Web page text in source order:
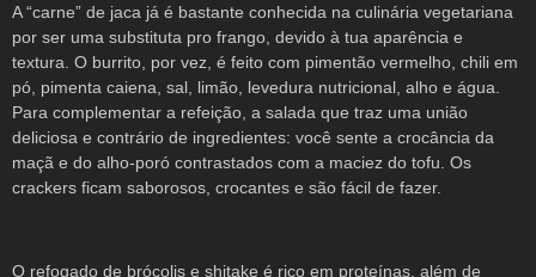
A “carne” de jaca já é bastante conhecida na culinária vegetariana
por ser uma substituta pro frango, devido à tua aparência e
textura. O burrito, por vez, é feito com pimentão vermelho, chili em
pó, pimenta caiena, sal, limão, levedura nutricional, alho e água.
Para complementar a refeição, a salada que traz uma união
deliciosa e contrário de ingredientes: você sente a crocância da
maçã e do alho-poró contrastados com a maciez do tofu. Os
crackers ficam saborosos, crocantes e são fácil de fazer.
O refogado de brócolis e shitake é rico em proteínas, além de